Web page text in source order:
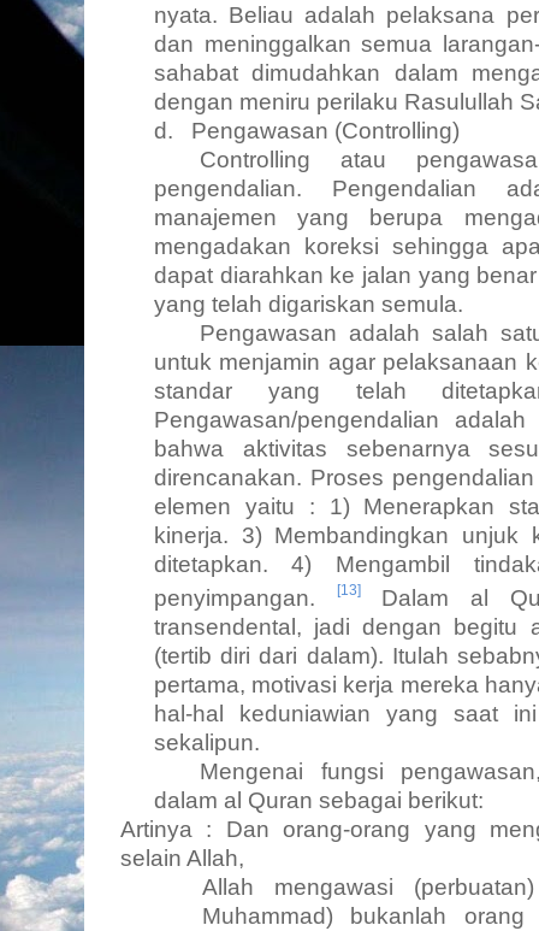
nyata. Beliau adalah pelaksana
dan meninggalkan semua
sahabat dimudahkan dalam
dengan meniru perilaku Rasulullah
d.
Pengawasan (Controlling)
Controlling atau
pengendalian. Pengendalian
manajemen yang berupa
mengadakan koreksi sehingga
dapat diarahkan ke jalan yang
yang telah digariskan semula.
Pengawasan adalah salah
untuk menjamin agar pelaksanaan
standar yang telah
Pengawasan/pengendalian
bahwa aktivitas sebenarnya
direncanakan. Proses
elemen yaitu : 1) Menerapkan
kinerja. 3) Membandingkan unjuk
ditetapkan. 4) Mengambil
penyimpangan.[13] Dalam al
transendental, jadi dengan begitu
(tertib diri dari dalam). Itulah
pertama, motivasi kerja mereka
hal-hal keduniawian yang saat
sekalipun.
Mengenai fungsi
dalam al Quran sebagai berikut:
Artinya : Dan orang-orang yang
selain Allah,
Allah mengawasi
Muhammad) bukanlah